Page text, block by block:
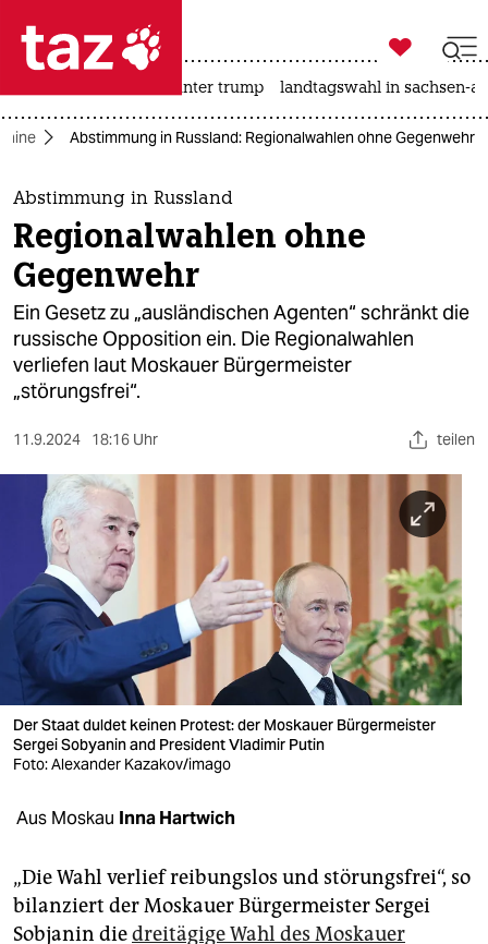
 taz zahl ich
taz zahl ich
themen
politik
öko
gesellschaft
kultur
sport
berlin
nord
wahrheit
verlag
verlag
veranstaltungen
shop
fragen & hilfe
abo
genossenschaft

taz zahl ich
usa unter trump landtagswahl in sachsen-
Abstimmung in Russland: Regionalwahlen ohne Gegenwehr
Abstimmung in Russland
Regionalwahlen ohne
Gegenwehr
Ein Gesetz zu „ausländischen Agenten“ schränkt die
russische Opposition ein. Die Regionalwahlen
verliefen laut Moskauer Bürgermeister
„störungsfrei“.
11.9.2024 18:16 Uhr teilen
Der Staat duldet keinen Protest: der Moskauer Bürgermeister
Sergei Sobyanin and President Vladimir Putin
Foto: Alexander Kazakov/imago
Aus Moskau Inna Hartwich
„Die Wahl verlief reibungslos und störungsfrei“, so
bilanziert der Moskauer Bürgermeister Sergei
Sobjanin diedreitägige Wahl des Moskauer